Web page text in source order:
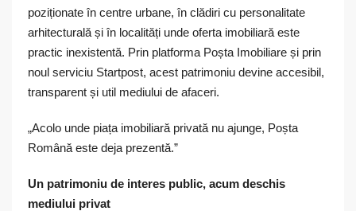
poziționate în centre urbane, în clădiri cu personalitate
arhitecturală și în localități unde oferta imobiliară este
practic inexistentă. Prin platforma Poșta Imobiliare și prin
noul serviciu Startpost, acest patrimoniu devine accesibil,
transparent și util mediului de afaceri.
„Acolo unde piața imobiliară privată nu ajunge, Poșta
Română este deja prezentă.”
Un patrimoniu de interes public, acum deschis
mediului privat